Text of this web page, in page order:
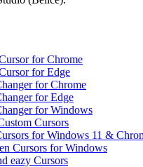
for Chrome
for Edge
for Chrome
for Edge
for Windows
Cursors
for Windows 11 &
Cursors for Windows
eazy Cursors